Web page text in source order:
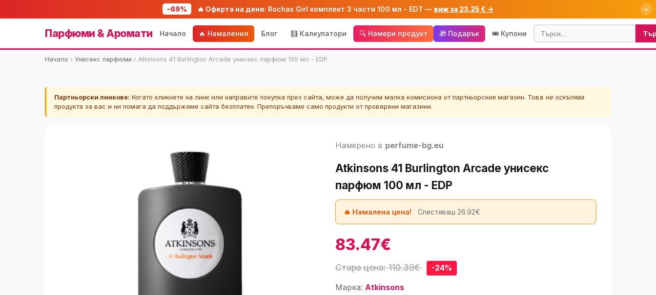
-69% 🔥 Оферта на деня: Rochas Girl комплект 3 части 100 мл - EDT — виж за 23.25 € → ×
Парфюми & Аромати Начало 🔥 Намаления Блог 🧮 Калкулатори 🔍 Намери продукт 🎁 Подарък 🎟️ Купони
Начало › Унисекс парфюми › Atkinsons 41 Burlington Arcade унисекс парфюм 100 мл - EDP
Партньорски линкове: Когато кликнете на линк или направите покупка през сайта, може да получим малка комисиона от партньорския магазин. Това не оскъпява
продукта за вас и ни помага да поддържаме сайта безплатен. Препоръчваме само продукти от проверени магазини.
Намерено в perfume-bg.eu
Atkinsons 41 Burlington Arcade унисекс
парфюм 100 мл - EDP
🔥 Намалена цена! Спестяваш 26.92€
83.47€
Стара цена: 110.39€ -24%
Марка: Atkinsons